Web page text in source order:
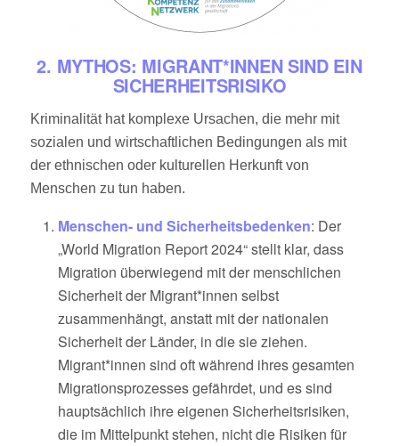
2. MYTHOS: MIGRANT*INNEN SIND EIN
SICHERHEITSRISIKO
Kriminalität hat komplexe Ursachen, die mehr mit
sozialen und wirtschaftlichen Bedingungen als mit
der ethnischen oder kulturellen Herkunft von
Menschen zu tun haben.
Menschen- und Sicherheitsbedenken: Der
„World Migration Report 2024“ stellt klar, dass
Migration überwiegend mit der menschlichen
Sicherheit der Migrant*innen selbst
zusammenhängt, anstatt mit der nationalen
Sicherheit der Länder, in die sie ziehen.
Migrant*innen sind oft während ihres gesamten
Migrationsprozesses gefährdet, und es sind
hauptsächlich ihre eigenen Sicherheitsrisiken,
die im Mittelpunkt stehen, nicht die Risiken für